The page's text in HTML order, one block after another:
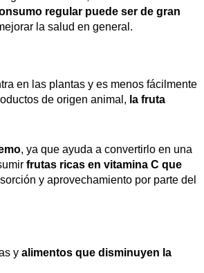
regular puede ser de gran
la salud en general.
en las plantas y es menos fácilmente
de origen animal, la fruta
, ya que ayuda a convertirlo en una
frutas ricas en vitamina C que
y aprovechamiento por parte del
y alimentos que disminuyen la